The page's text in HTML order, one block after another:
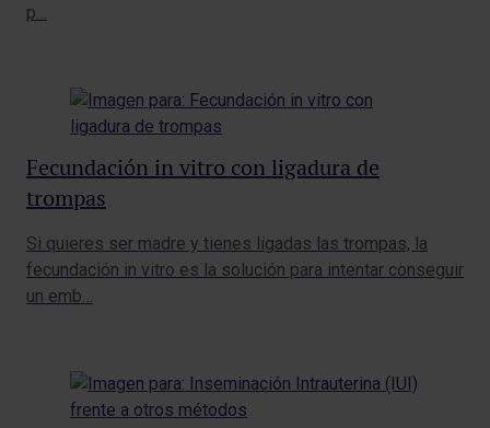
p…
Fecundación in vitro con ligadura de
trompas
Si quieres ser madre y tienes ligadas las trompas, la
fecundación in vitro es la solución para intentar conseguir
un emb…